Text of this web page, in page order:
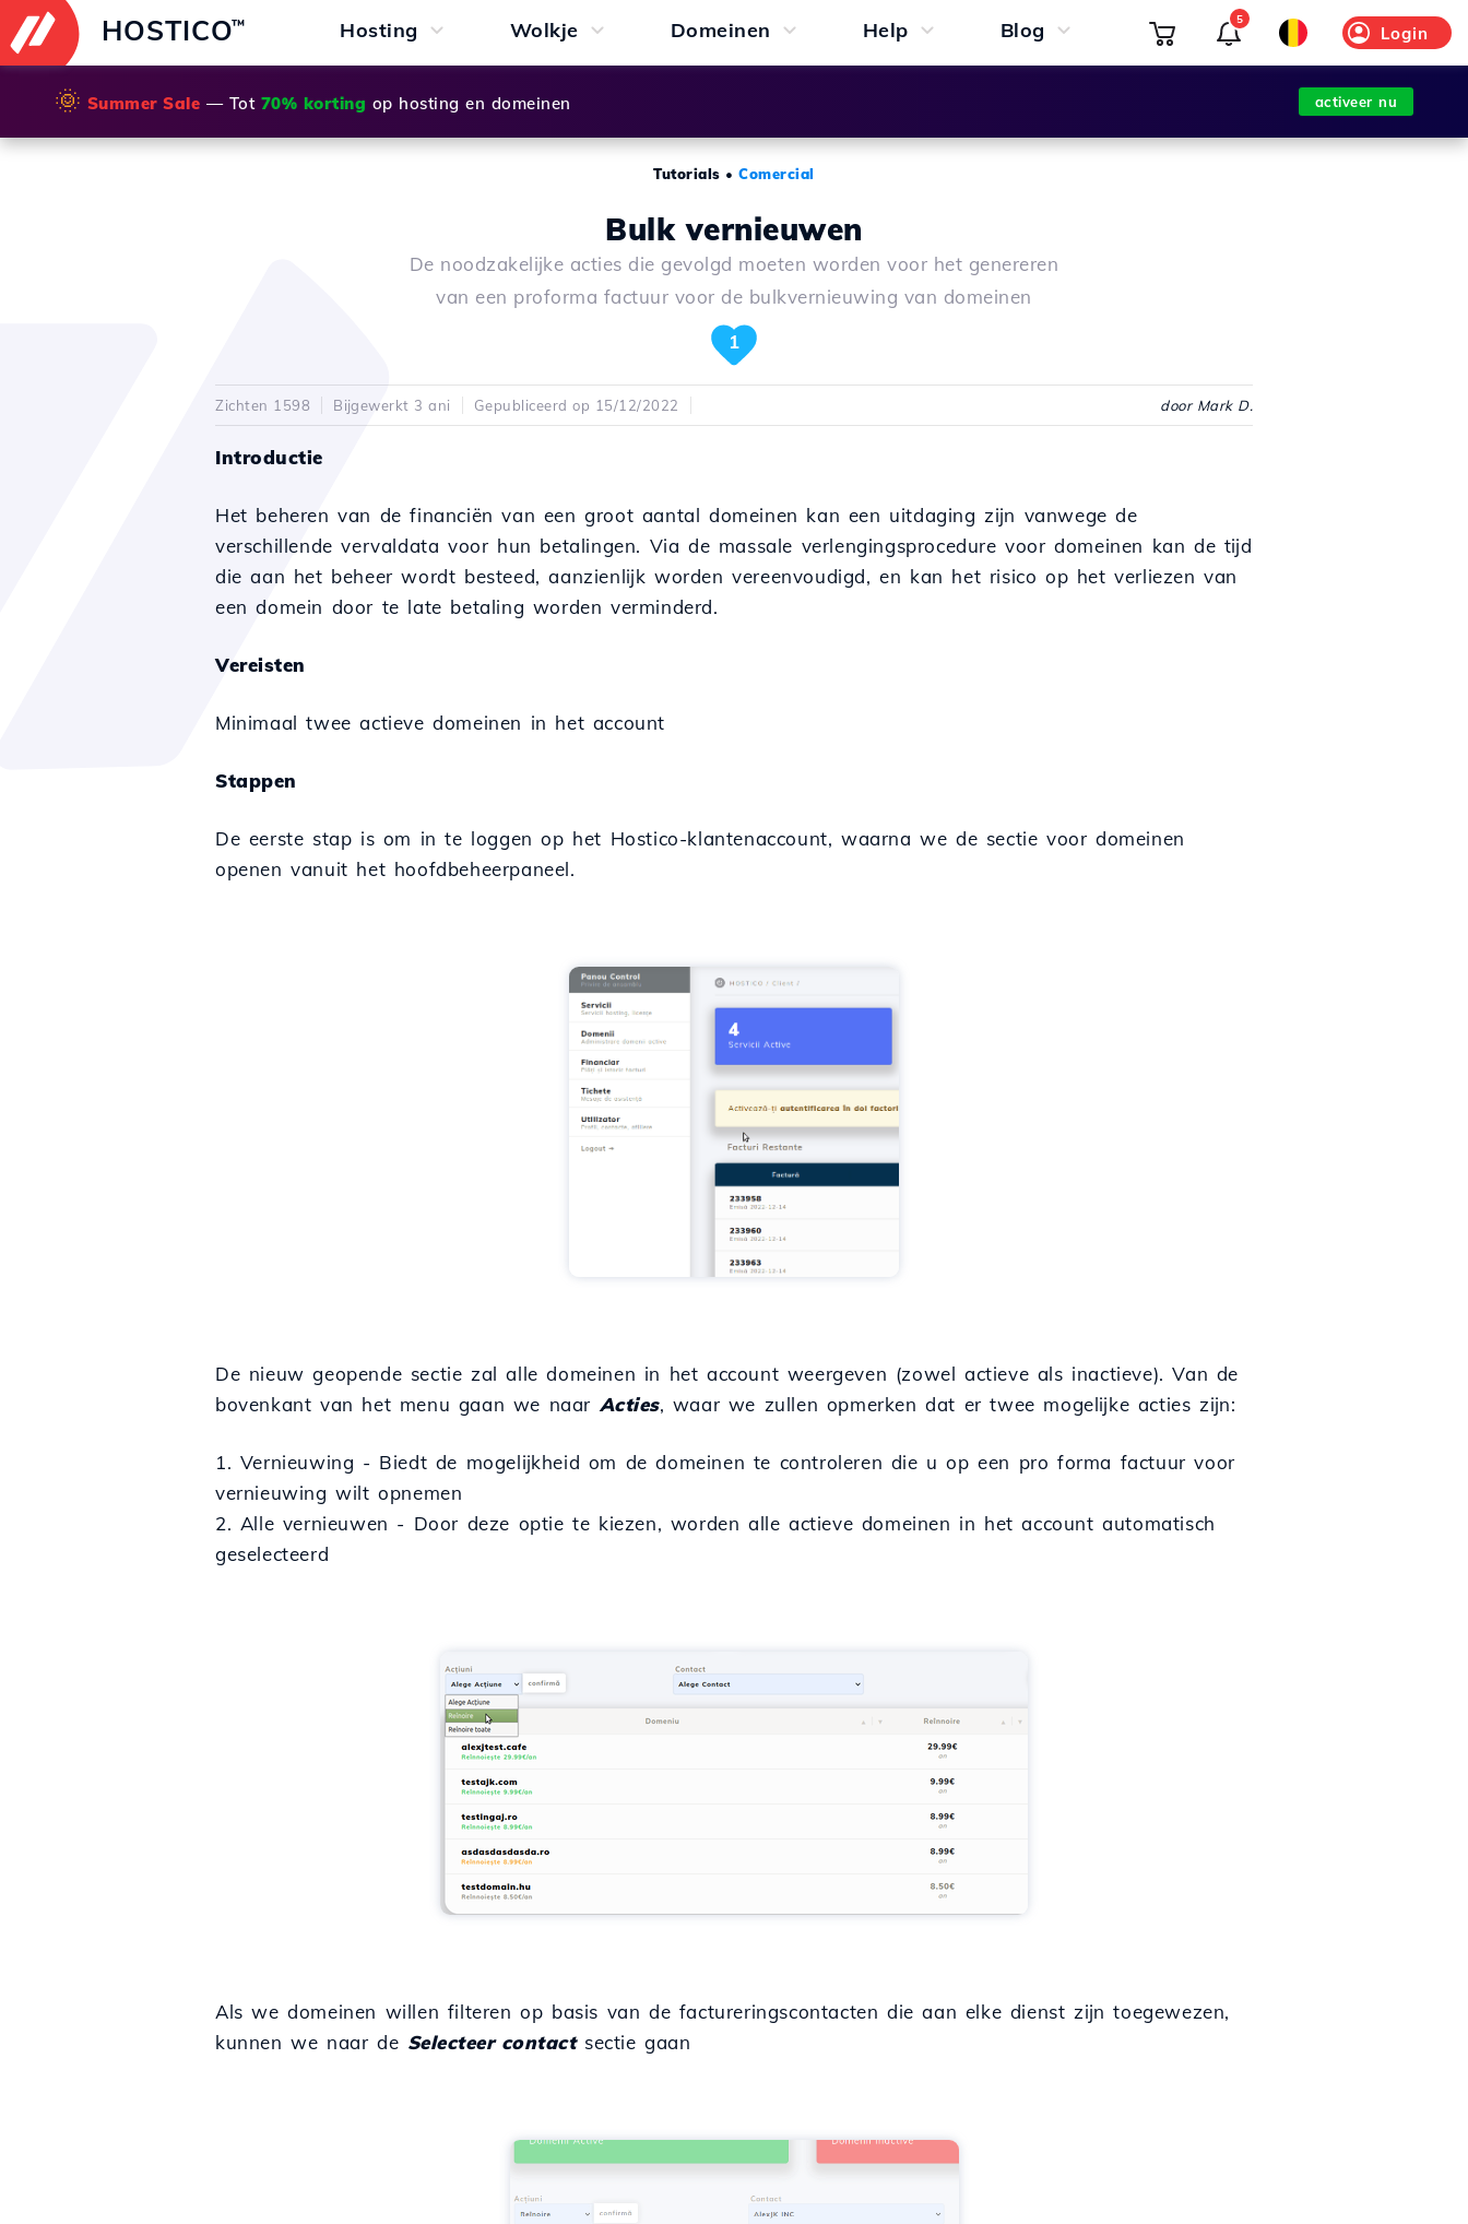
HOSTICO™ Hosting Wolkje Domeinen Help Blog Login
5
🌞 Summer Sale — Tot 70% korting op hosting en domeinen activeer nu
Tutorials •Comercial
Bulk vernieuwen
De noodzakelijke acties die gevolgd moeten worden voor het genereren
van een proforma factuur voor de bulkvernieuwing van domeinen
1
Zichten 1598 Bijgewerkt 3 ani Gepubliceerd op 15/12/2022 door Mark D.
Introductie
Het beheren van de financiën van een groot aantal domeinen kan een uitdaging zijn vanwege de
verschillende vervaldata voor hun betalingen. Via de massale verlengingsprocedure voor domeinen kan de tijd
die aan het beheer wordt besteed, aanzienlijk worden vereenvoudigd, en kan het risico op het verliezen van
een domein door te late betaling worden verminderd.
Vereisten
Minimaal twee actieve domeinen in het account
Stappen
De eerste stap is om in te loggen op het Hostico-klantenaccount, waarna we de sectie voor domeinen
openen vanuit het hoofdbeheerpaneel.
De nieuw geopende sectie zal alle domeinen in het account weergeven (zowel actieve als inactieve). Van de
bovenkant van het menu gaan we naar Acties, waar we zullen opmerken dat er twee mogelijke acties zijn:
1. Vernieuwing - Biedt de mogelijkheid om de domeinen te controleren die u op een pro forma factuur voor
vernieuwing wilt opnemen
2. Alle vernieuwen - Door deze optie te kiezen, worden alle actieve domeinen in het account automatisch
geselecteerd
Als we domeinen willen filteren op basis van de factureringscontacten die aan elke dienst zijn toegewezen,
kunnen we naar de Selecteer contactsectie gaan